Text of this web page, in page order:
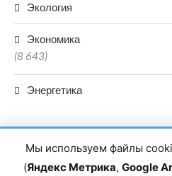
Экология
Экономика
(8 643)
Энергетика
Мы используем файлы
(Яндекс Метрика, Google